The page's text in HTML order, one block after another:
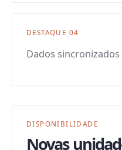
DESTAQUE 04
Dados
DISPONIBILIDADE
Novas